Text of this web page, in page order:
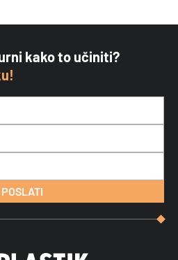
kako to učiniti?